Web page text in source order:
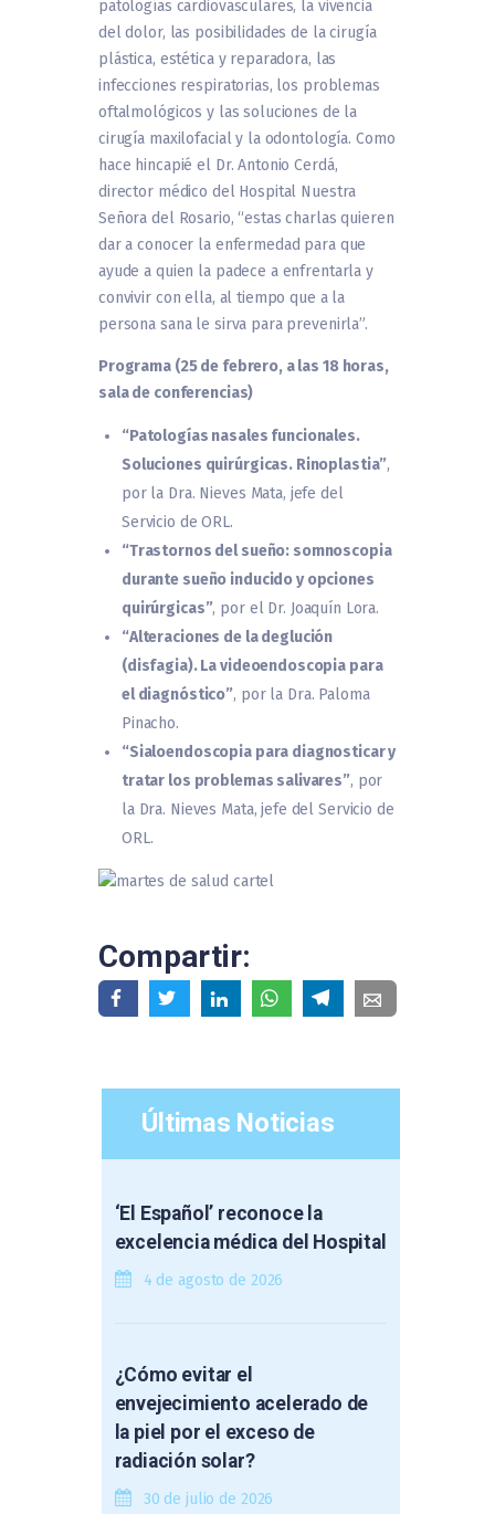
patologías cardiovasculares, la vivencia
del dolor, las posibilidades de la cirugía
plástica, estética y reparadora, las
infecciones respiratorias, los problemas
oftalmológicos y las soluciones de la
cirugía maxilofacial y la odontología. Como
hace hincapié el Dr. Antonio Cerdá,
director médico del Hospital Nuestra
Señora del Rosario, “estas charlas quieren
dar a conocer la enfermedad para que
ayude a quien la padece a enfrentarla y
convivir con ella, al tiempo que a la
persona sana le sirva para prevenirla”.
Programa (25 de febrero, a las 18 horas,
sala de conferencias)
“Patologías nasales funcionales.
Soluciones quirúrgicas. Rinoplastia”,
por la Dra. Nieves Mata, jefe del
Servicio de ORL.
“Trastornos del sueño: somnoscopia
durante sueño inducido y opciones
quirúrgicas”, por el Dr. Joaquín Lora.
“Alteraciones de la deglución
(disfagia). La videoendoscopia para
el diagnóstico”, por la Dra. Paloma
Pinacho.
“Sialoendoscopia para diagnosticar y
tratar los problemas salivares”, por
la Dra. Nieves Mata, jefe del Servicio de
ORL.
Compartir:
Últimas Noticias
‘El Español’ reconoce la
excelencia médica del Hospital
4 de agosto de 2026
¿Cómo evitar el
envejecimiento acelerado de
la piel por el exceso de
radiación solar?
30 de julio de 2026